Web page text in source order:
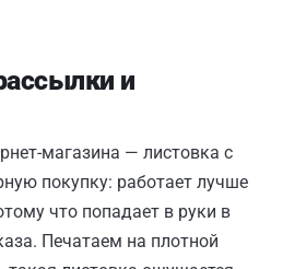
и
магазина — листовка с
покупку: работает лучше
что попадает в руки в
Печатаем на плотной